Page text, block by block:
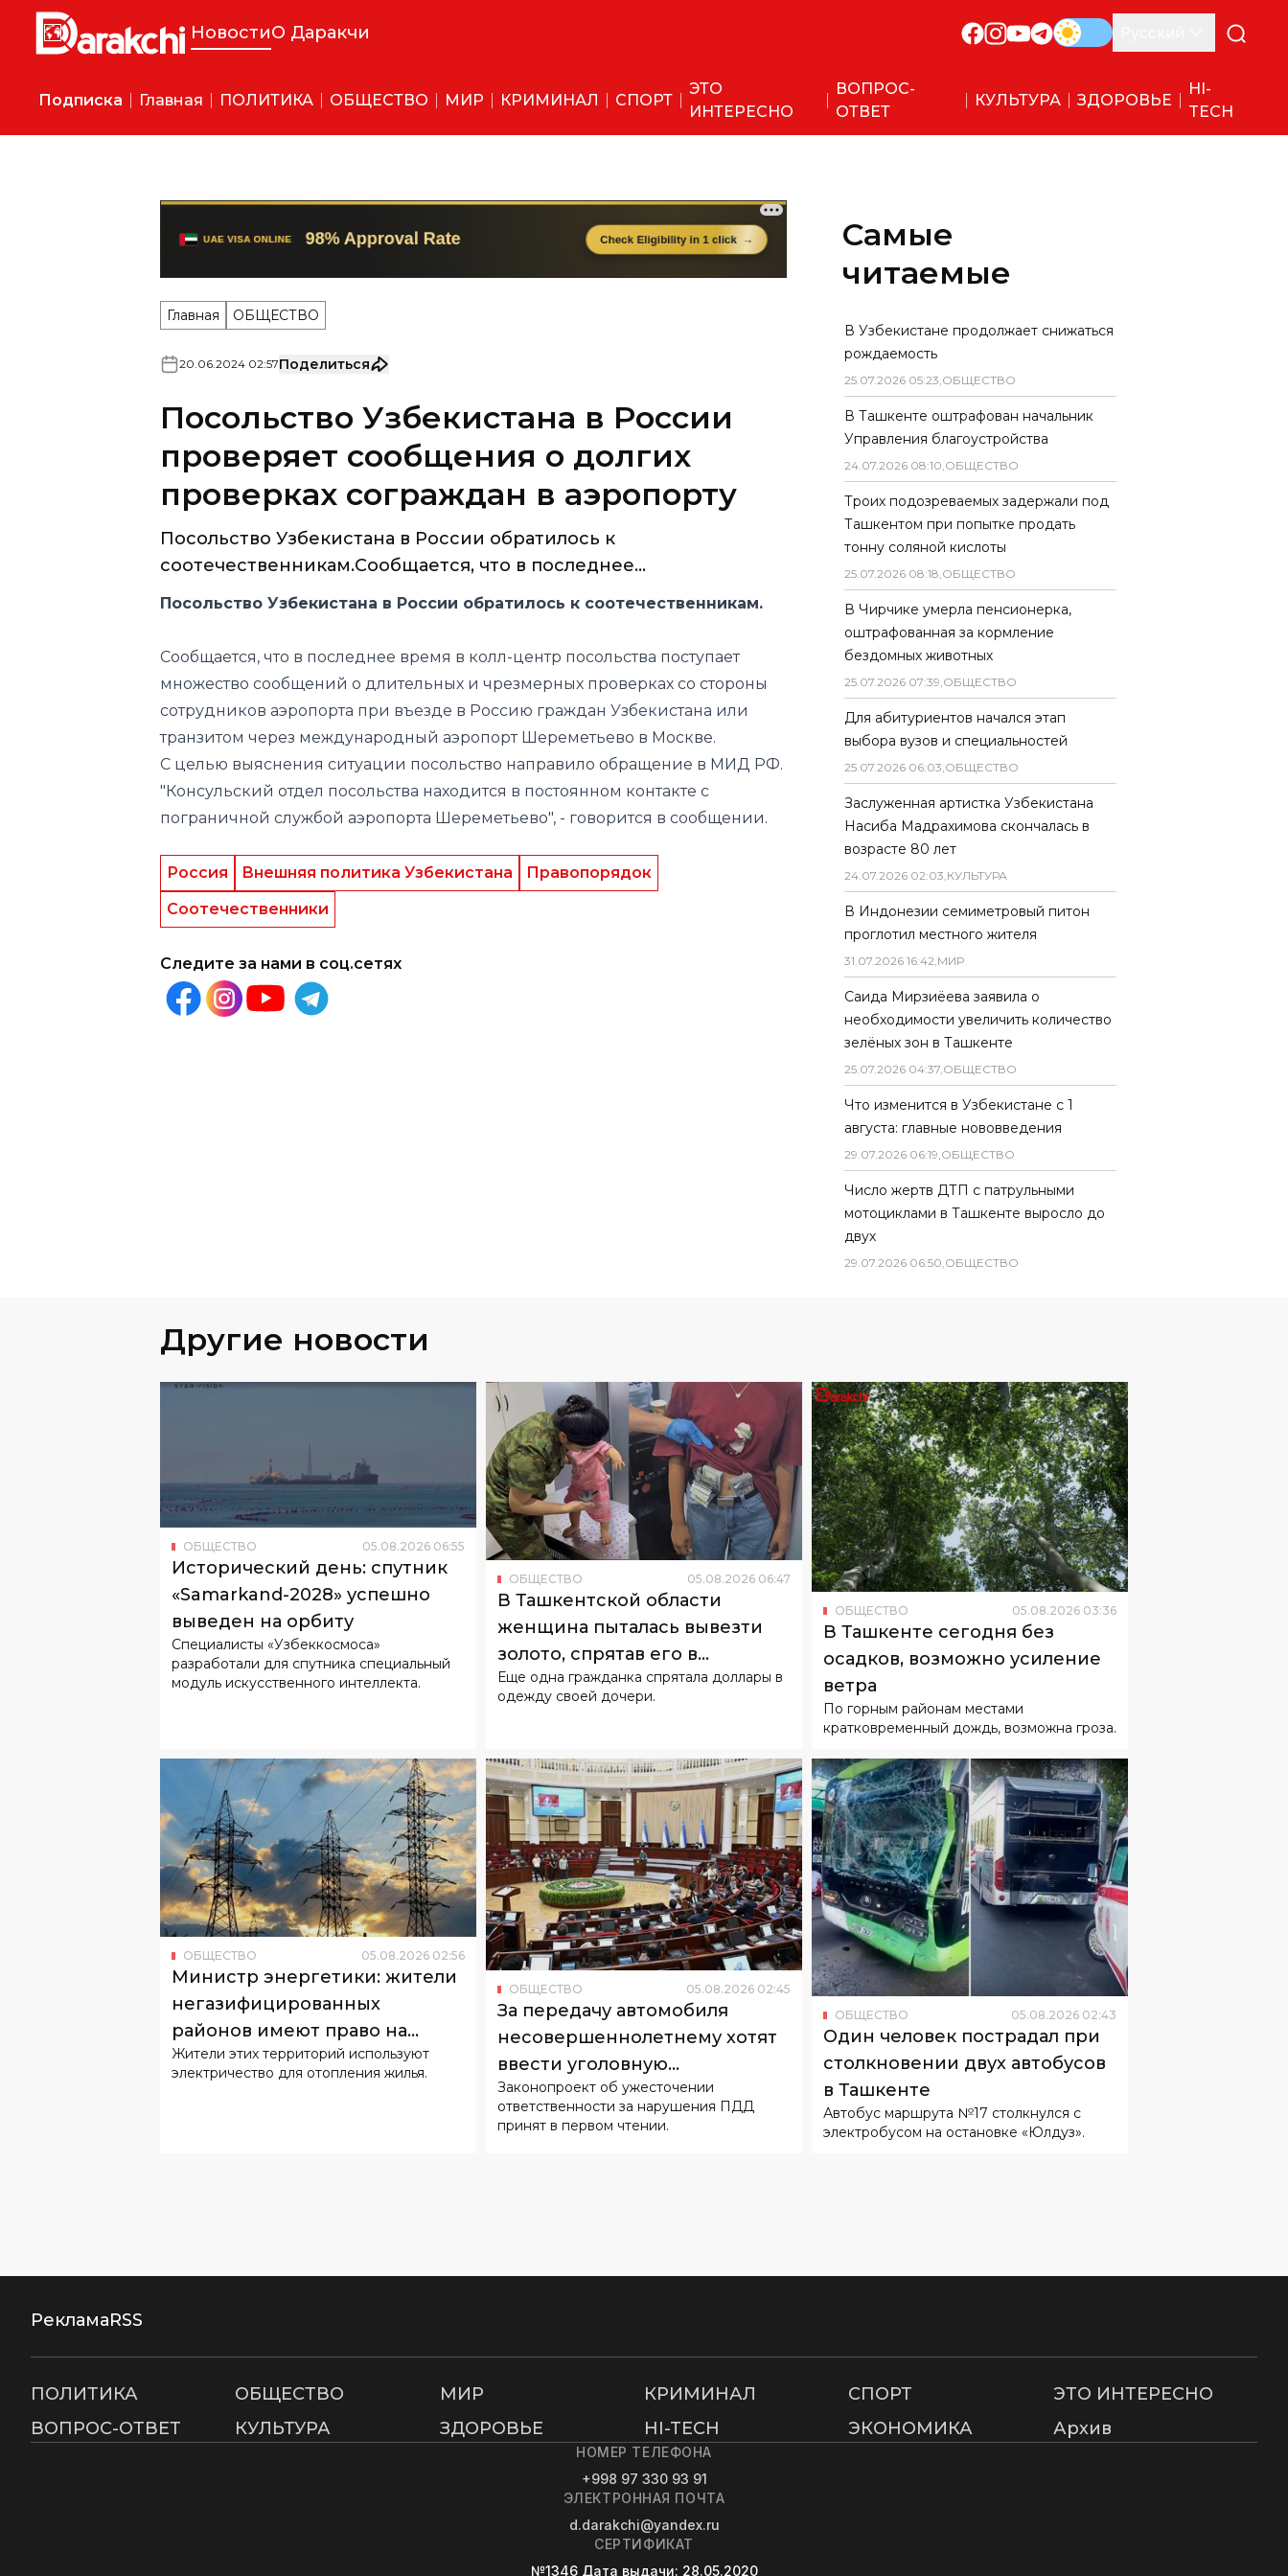
НовостиО Даракчи
Подписка Главная ПОЛИТИКА ОБЩЕСТВО МИР КРИМИНАЛ СПОРТ
ЭТО
ИНТЕРЕСНО
ВОПРОС-
ОТВЕТ
КУЛЬТУРА ЗДОРОВЬЕ
HI-
TECH
Главная ОБЩЕСТВО
20 06 2024 02:57Поделиться
Посольство Узбекистана в России
проверяет сообщения о долгих
проверках сограждан в аэропорту
Посольство Узбекистана в России обратилось к
соотечественникам.Сообщается, что в последнее...
Посольство Узбекистана в России обратилось к соотечественникам.
Сообщается, что в последнее время в колл-центр посольства поступает
множество сообщений о длительных и чрезмерных проверках со стороны
сотрудников аэропорта при въезде в Россию граждан Узбекистана или
транзитом через международный аэропорт Шереметьево в Москве.
С целью выяснения ситуации посольство направило обращение в МИД РФ.
"Консульский отдел посольства находится в постоянном контакте с
пограничной службой аэропорта Шереметьево", - говорится в сообщении.
Россия Внешняя политика Узбекистана
Правопорядок
Соотечественники
Следите за нами в соц.сетях
Самые
читаемые
В Узбекистане продолжает снижаться
рождаемость
25.07.2026 05:23,ОБЩЕСТВО
В Ташкенте оштрафован начальник
Управления благоустройства
24.07.2026 08:10,ОБЩЕСТВО
Троих подозреваемых задержали под
Ташкентом при попытке продать
тонну соляной кислоты
25.07.2026 08:18,ОБЩЕСТВО
В Чирчике умерла пенсионерка,
оштрафованная за кормление
бездомных животных
25.07.2026 07:39,ОБЩЕСТВО
Для абитуриентов начался этап
выбора вузов и специальностей
25.07.2026 06:03,ОБЩЕСТВО
Заслуженная артистка Узбекистана
Насиба Мадрахимова скончалась в
возрасте 80 лет
24.07.2026 02:03,КУЛЬТУРА
В Индонезии семиметровый питон
проглотил местного жителя
31.07.2026 16:42,МИР
Саида Мирзиёева заявила о
необходимости увеличить количество
зелёных зон в Ташкенте
25.07.2026 04:37,ОБЩЕСТВО
Что изменится в Узбекистане с 1
августа: главные нововведения
29.07.2026 06:19,ОБЩЕСТВО
Число жертв ДТП с патрульными
мотоциклами в Ташкенте выросло до
двух
29.07.2026 06:50,ОБЩЕСТВО
Другие новости
ОБЩЕСТВО 05.08.2026 06:55
Исторический день: спутник
«Samarkand-2028» успешно
выведен на орбиту
Специалисты «Узбеккосмоса»
разработали для спутника специальный
модуль искусственного интеллекта.
ОБЩЕСТВО 05.08.2026 06:47
В Ташкентской области
женщина пыталась вывезти
золото, спрятав его в
подгузнике ребенка
Еще одна гражданка спрятала доллары в
одежду своей дочери.
ОБЩЕСТВО 05.08.2026 03:36
В Ташкенте сегодня без
осадков, возможно усиление
ветра
По горным районам местами
кратковременный дождь, возможна гроза.
ОБЩЕСТВО 05.08.2026 02:56
Министр энергетики: жители
негазифицированных
районов имеют право на
льготный тариф
Жители этих территорий используют
электричество для отопления жилья.
ОБЩЕСТВО 05.08.2026 02:45
За передачу автомобиля
несовершеннолетнему хотят
ввести уголовную
ответственность
Законопроект об ужесточении
ответственности за нарушения ПДД
принят в первом чтении.
ОБЩЕСТВО 05.08.2026 02:43
Один человек пострадал при
столкновении двух автобусов
в Ташкенте
Автобус маршрута №17 столкнулся с
электробусом на остановке «Юлдуз».
РекламаRSS
ПОЛИТИКА ОБЩЕСТВО МИР КРИМИНАЛ СПОРТ
ЭТО ИНТЕРЕСНО
ВОПРОС-ОТВЕТ
КУЛЬТУРА ЗДОРОВЬЕ HI-TECH ЭКОНОМИКА Архив
НОМЕР ТЕЛЕФОНА
+998 97 330 93 91
ЭЛЕКТРОННАЯ ПОЧТА
d.darakchi@yandex.ru
СЕРТИФИКАТ
№1346 Дата выдачи: 28.05.2020